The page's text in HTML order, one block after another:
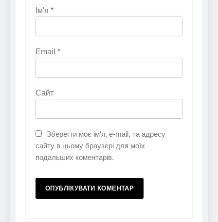
Ім'я *
Email *
Сайт
Зберегти моє ім'я, e-mail, та адресу
сайту в цьому браузері для моїх
подальших коментарів.